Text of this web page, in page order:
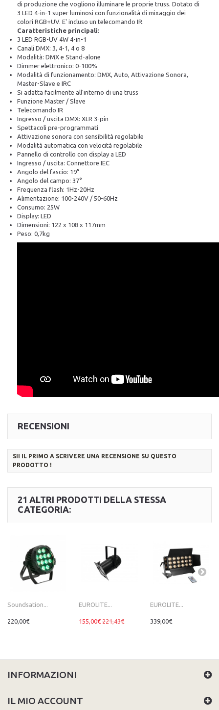
di produzione che vogliono illuminare le proprie truss. Dotato di
3 LED 4-in-1 super luminosi con funzionalità di mixaggio dei
colori RGB+UV. E' incluso un telecomando IR.
Caratteristiche principali:
3 LED RGB-UV 4W 4-in-1
Canali DMX: 3, 4-1, 4 o 8
Modalità: DMX e Stand-alone
Dimmer elettronico: 0-100%
Modalità di funzionamento: DMX, Auto, Attivazione Sonora,
Master-Slave e IRC
Si adatta facilmente all'interno di una truss
Funzione Master / Slave
Telecomando IR
Ingresso / uscita DMX: XLR 3-pin
Spettacoli pre-programmati
Attivazione sonora con sensibilità regolabile
Modalità automatica con velocità regolabile
Pannello di controllo con display a LED
Ingresso / uscita: Connettore IEC
Angolo del fascio: 19°
Angolo del campo: 37°
Frequenza flash: 1Hz-20Hz
Alimentazione: 100-240V / 50-60Hz
Consumo: 25W
Display: LED
Dimensioni: 122 x 108 x 117mm
Peso: 0,7kg
RECENSIONI
SII IL PRIMO A SCRIVERE UNA RECENSIONE SU QUESTO
PRODOTTO !
21 ALTRI PRODOTTI DELLA STESSA
CATEGORIA:
Soundsation...
220,00€
EUROLITE...
155,00€ 221,43€
EUROLITE...
339,00€
INFORMAZIONI
IL MIO ACCOUNT